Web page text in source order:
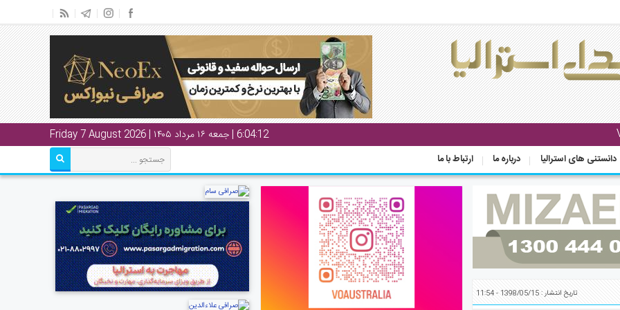
6:04:13 | جمعه ۱۶ مرداد ۱۴۰۵ | Friday 7 August 2026
دانستنی های استرالیا درباره ما ارتباط با ما
تاریخ انتشار : 1398/05/15 - 11:54